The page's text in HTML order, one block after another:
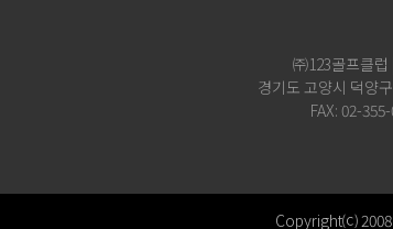
㈜123골프클럽
경기도 고양시 덕양
FAX: 02-
Copyright⒞